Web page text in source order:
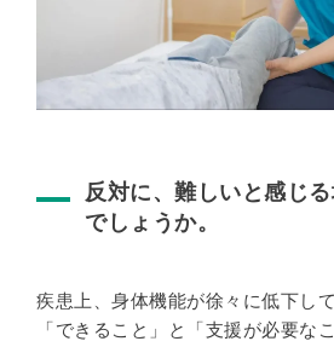
反対に、難しいと感じ
でしょうか。
疾患上、身体機能が徐々に低下し
「できること」と「支援が必要な